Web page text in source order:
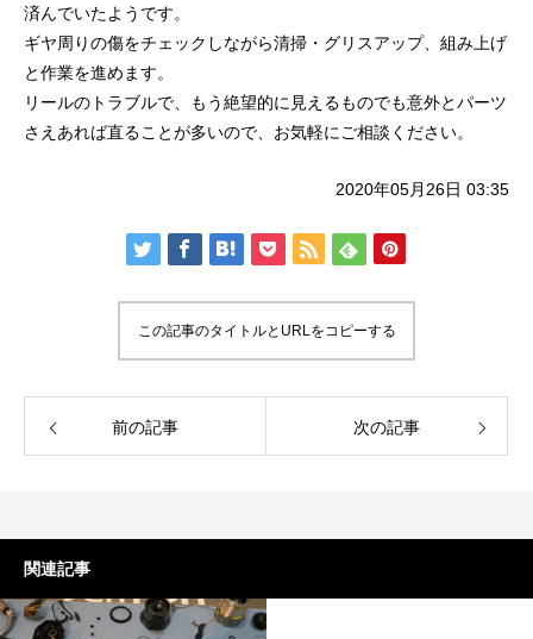
謹賀新年 BSフジ「名品再生
済んでいたようです。
ギヤ周りの傷をチェックしながら清掃・グリスアップ、組み上げ
と作業を進めます。
リールのトラブルで、もう絶望的に見えるものでも意外とパーツ
さえあれば直ることが多いので、お気軽にご相談ください。
2020年05月26日 03:35
この記事のタイトルとURLをコピーする
前の記事 次の記事
関連記事